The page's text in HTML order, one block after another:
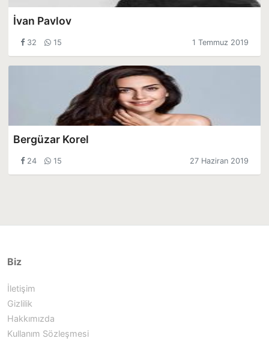
İvan Pavlov
32 15 1 Temmuz 2019
Bergüzar Korel
24 15 27 Haziran 2019
Biz
İletişim
Gizlilik
Hakkımızda
Kullanım Sözleşmesi